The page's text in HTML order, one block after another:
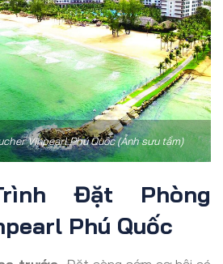
Vinpearl Phú Quốc (Ảnh sưu tầm)
Đặt Phòng
Phú Quốc